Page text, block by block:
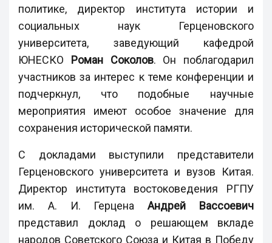
политике, директор института истории и
социальных наук Герценовского
университета, заведующий кафедрой
ЮНЕСКО Роман Соколов. Он поблагодарил
участников за интерес к теме конференции и
подчеркнул, что подобные научные
мероприятия имеют особое значение для
сохранения исторической памяти.
С докладами выступили представители
Герценовского университета и вузов Китая.
Директор института востоковедения РГПУ
им. А. И. ГерценаАндрей Вассоевич
представил доклад о решающем вкладе
народов Советского Союза и Китая в Победу